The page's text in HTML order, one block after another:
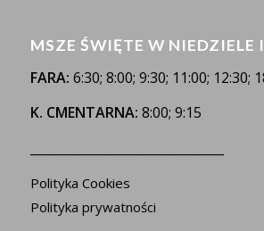
MSZE ŚWIĘTE W NIEDZIELE
FARA: 6:30; 8:00; 9:30; 11:00; 12:30;
K. CMENTARNA: 8:00; 9:15
Polityka Cookies
Polityka prywatności